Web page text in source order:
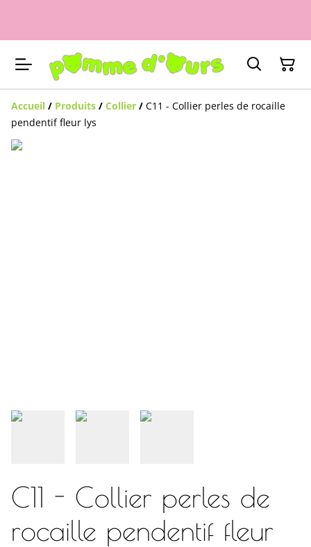
Accueil / Produits / Collier / C11 - Collier perles de rocaille
pendentif fleur lys
C11 - Collier perles de
rocaille pendentif fleur